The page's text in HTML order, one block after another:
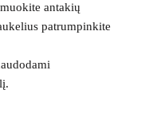
antakių
patrumpinkite